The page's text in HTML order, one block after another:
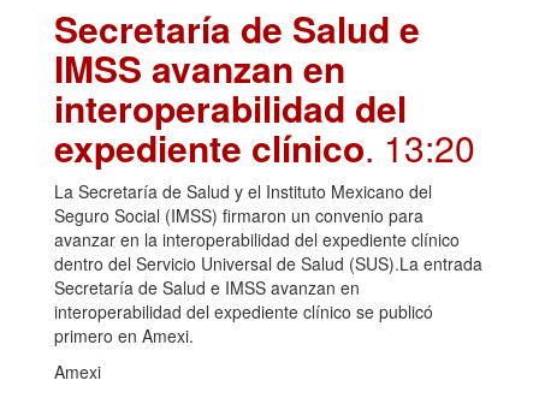
Secretaría de Salud e
IMSS avanzan en
interoperabilidad del
expediente clínico. 13:20
La Secretaría de Salud y el Instituto Mexicano del
Seguro Social (IMSS) firmaron un convenio para
avanzar en la interoperabilidad del expediente clínico
dentro del Servicio Universal de Salud (SUS).La entrada
Secretaría de Salud e IMSS avanzan en
interoperabilidad del expediente clínico se publicó
primero en Amexi.
Amexi